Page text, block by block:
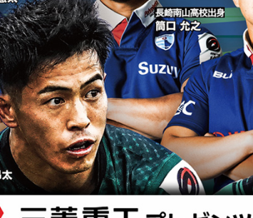
う中学・高校選抜が全国の強豪と対
緑のジャージをまとい
」を合言葉に強敵に挑む長崎の
熱い声援をお送りください。
合が2024年・2025年に続き長崎で
工相模原ダイナボアーズ
目の一戦を場内で観戦ください。